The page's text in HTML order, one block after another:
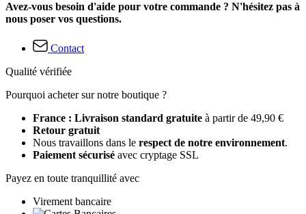
Avez-vous besoin d'aide pour votre commande ? N'hésitez pas à
nous poser vos questions.
Contact
Qualité vérifiée
Pourquoi acheter sur notre boutique ?
France : Livraison standard gratuite à partir de 49,90 €
Retour gratuit
Nous travaillons dans le respect de notre environnement.
Paiement sécurisé avec cryptage SSL
Payez en toute tranquillité avec
Virement bancaire